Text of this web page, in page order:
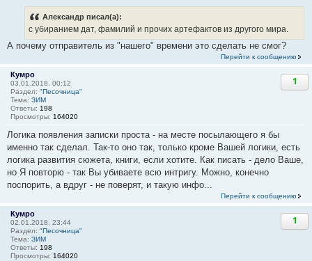
Александр писал(а):
с убиранием дат, фамилий и прочих артефактов из другого мира.
А почему отправитель из "нашего" времени это сделать не смог?
Перейти к сообщению
Кумро
03.01.2018, 00:12
Раздел: "Песочница"
Тема: ЗИМ
Ответы: 198
Просмотры: 164020
1
Логика появления записки проста - на месте посылающего я бы
именно так сделал. Так-то оно так, только кроме Вашей логики, есть
логика развития сюжета, книги, если хотите. Как писать - дело Ваше,
но Я повторю - так Вы убиваете всю интригу. Можно, конечно
поспорить, а вдруг - не поверят, и такую инфо...
Перейти к сообщению
Кумро
02.01.2018, 23:44
Раздел: "Песочница"
Тема: ЗИМ
Ответы: 198
Просмотры: 164020
1